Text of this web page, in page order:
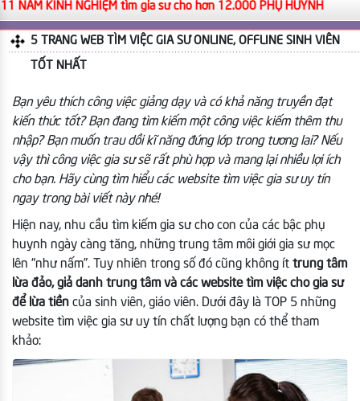
11 NĂM KINH NGHIỆM tìm gia sư cho hơn 12.000 PHỤ HUYNH
5 TRANG WEB TÌM VIỆC GIA SƯ ONLINE, OFFLINE SINH VIÊN
TỐT NHẤT
Bạn yêu thích công việc giảng dạy và có khả năng truyền đạt
kiến thức tốt? Bạn đang tìm kiếm một công việc kiếm thêm thu
nhập? Bạn muốn trau dồi kĩ năng đứng lớp trong tương lai? Nếu
vậy thì công việc gia sư sẽ rất phù hợp và mang lại nhiều lợi ích
cho bạn. Hãy cùng tìm hiểu các website tìm việc gia sư uy tín
ngay trong bài viết này nhé!
Hiện nay, nhu cầu tìm kiếm gia sư cho con của các bậc phụ
huynh ngày càng tăng, những trung tâm môi giới gia sư mọc
lên “như nấm”. Tuy nhiên trong số đó cũng không ít trung tâm
lừa đảo, giả danh trung tâm và các website tìm việc cho gia sư
để lừa tiền của sinh viên, giáo viên. Dưới đây là TOP 5 những
website tìm việc gia sư uy tín chất lượng bạn có thể tham
khảo: